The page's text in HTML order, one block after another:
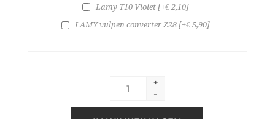
Lamy T10 Violet [+€ 2,10]
LAMY vulpen converter Z28 [+€ 5,90]
+
-